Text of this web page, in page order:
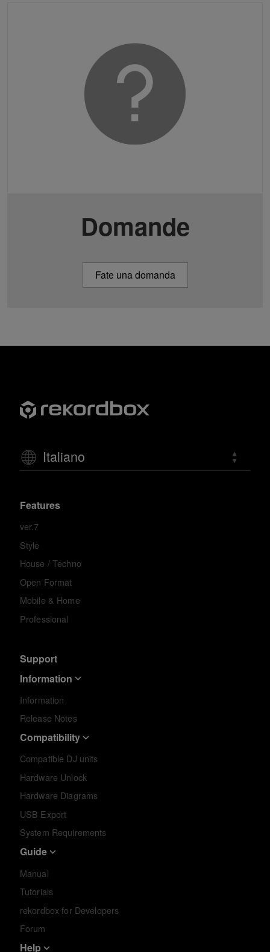
Domande
Fate una domanda
Italiano
Features
ver.7
Style
House / Techno
Open Format
Mobile & Home
Professional
Support
Information
Information
Release Notes
Compatibility
Compatible DJ units
Hardware Unlock
Hardware Diagrams
USB Export
System Requirements
Guide
Manual
Tutorials
rekordbox for Developers
Forum
Help